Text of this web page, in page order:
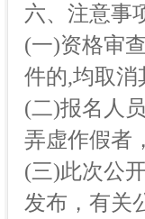
六、注意事
(一)资格审
件的,均取消
(二)报名人
弄虚作假者
(三)此次公
发布，有关